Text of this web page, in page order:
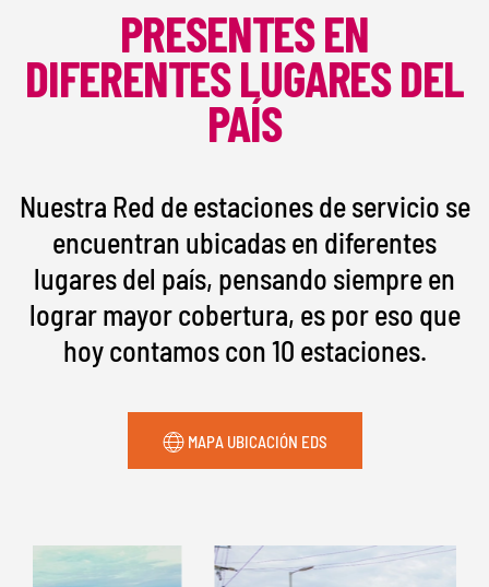
PRESENTES EN
DIFERENTES LUGARES DEL
PAÍS
Nuestra Red de estaciones de servicio se
encuentran ubicadas en diferentes
lugares del país, pensando siempre en
lograr mayor cobertura, es por eso que
hoy contamos con 10 estaciones.
MAPA UBICACIÓN EDS